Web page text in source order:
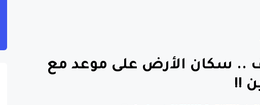
سكان الأرض على موعد مع
!!